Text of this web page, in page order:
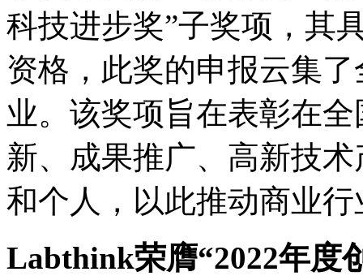
科技进步奖”子奖项，其
资格，此奖的申报云集
业。该奖项旨在表彰在
新、成果推广、高新技
和个人，以此推动商业
Labthink荣膺“2022年度